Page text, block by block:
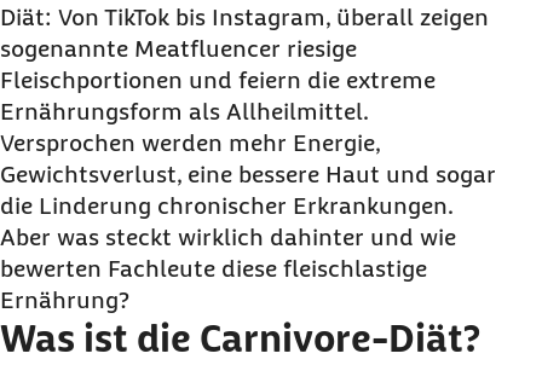
Bringt die Carnivore-Diät ein Plus an Energie im
Alltag?
Verbessert die Carnivore-Ernährung die Haut?
Höherer Fleischkonsum, weniger
Gelenkschmerzen?
Welche Risiken entstehen durch hohen Fleisch-
und Fettkonsum?
Welche Folgen hat der Verzicht auf pflanzliche
Lebensmittel?
Quiz: Testen Sie Ihr Wissen über die Carnivore-
Diät: Von TikTok bis Instagram, überall zeigen
sogenannte Meatfluencer riesige
Fleischportionen und feiern die extreme
Ernährungsform als Allheilmittel.
Versprochen werden mehr Energie,
Gewichtsverlust, eine bessere Haut und sogar
die Linderung chronischer Erkrankungen.
Aber was steckt wirklich dahinter und wie
bewerten Fachleute diese fleischlastige
Ernährung?
Was ist die Carnivore-Diät?